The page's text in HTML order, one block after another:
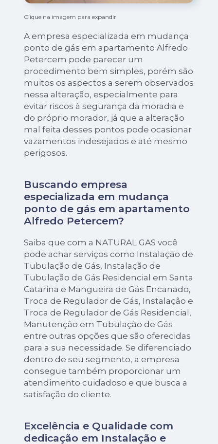
Clique na imagem para expandir
A empresa especializada em mudança
ponto de gás em apartamento Alfredo
Petercem pode parecer um
procedimento bem simples, porém são
muitos os aspectos a serem observados
nessa alteração, especialmente para
evitar riscos à segurança da moradia e
do próprio morador, já que a alteração
mal feita desses pontos pode ocasionar
vazamentos indesejados e até mesmo
perigosos.
Buscando empresa
especializada em mudança
ponto de gás em apartamento
Alfredo Petercem?
Saiba que com a NATURAL GAS você
pode achar serviços como Instalação de
Tubulação de Gás, Instalação de
Tubulação de Gás Residencial em Santa
Catarina e Mangueira de Gás Encanado,
Troca de Regulador de Gás, Instalação e
Troca de Regulador de Gás Residencial,
Manutenção em Tubulação de Gás
entre outras opções que são oferecidas
para a sua necessidade. Se diferenciado
dentro de seu segmento, a empresa
consegue também proporcionar um
atendimento cuidadoso e que busca a
satisfação do cliente.
Excelência e Qualidade com
dedicação em Instalação e